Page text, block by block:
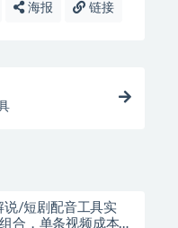
海报 链接
说/短剧配音工具实
合，单条视频成本直